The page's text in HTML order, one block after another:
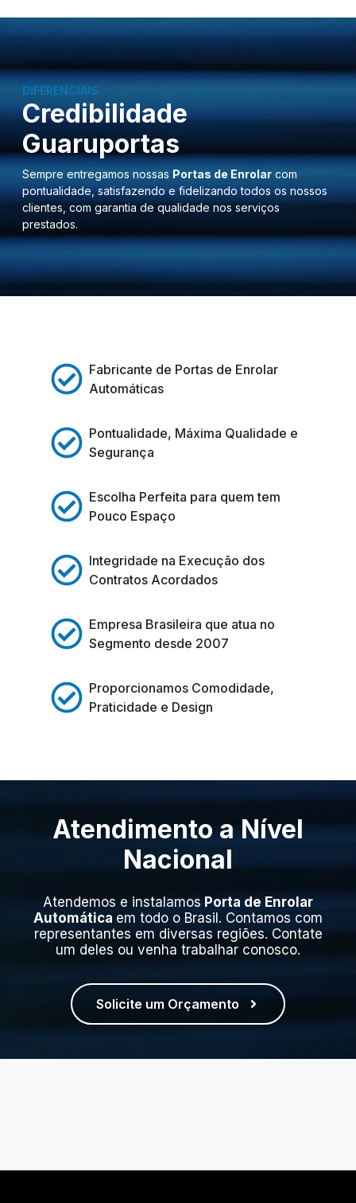
DIFERENCIAIS
Credibilidade
Guaruportas
Sempre entregamos nossas Portas de Enrolar com
pontualidade, satisfazendo e fidelizando todos os nossos
clientes, com garantia de qualidade nos serviços
prestados.
Fabricante de Portas de Enrolar
Automáticas
Pontualidade, Máxima Qualidade e
Segurança
Escolha Perfeita para quem tem
Pouco Espaço
Integridade na Execução dos
Contratos Acordados
Empresa Brasileira que atua no
Segmento desde 2007
Proporcionamos Comodidade,
Praticidade e Design
Atendimento a Nível
Nacional
Atendemos e instalamos Porta de Enrolar
Automática em todo o Brasil. Contamos com
representantes em diversas regiões. Contate
um deles ou venha trabalhar conosco.
Solicite um Orçamento